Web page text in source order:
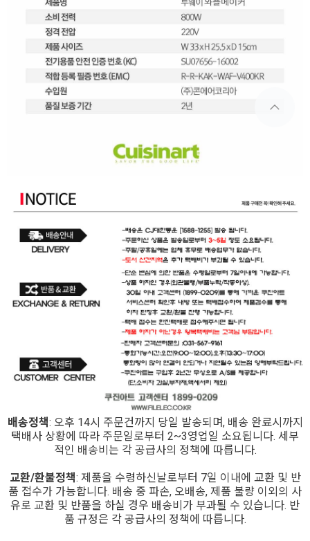
배송정책: 오후 14시 주문건까지 당일 발송되며, 배송 완료시까지
택배사 상황에 따라 주문일로부터 2~3영업일 소요됩니다. 세부
적인 배송비는 각 공급사의 정책에 따릅니다.
교환/환불정책: 제품을 수령하신날로부터 7일 이내에 교환 및 반
품 접수가 가능합니다. 배송 중 파손, 오배송, 제품 불량 이외의 사
유로 교환 및 반품을 하실 경우 배송비가 부과될 수 있습니다. 반
품 규정은 각 공급사의 정책에 따릅니다.